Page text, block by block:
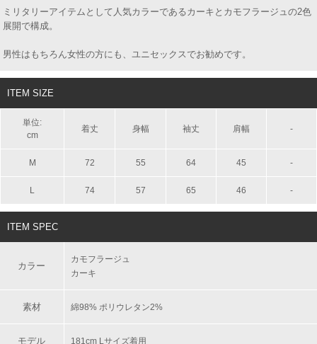
ミリタリーアイテムとして人気カラーであるカーキとカモフラージュの2色
展開で構成。
男性はもちろん女性の方にも、ユニセックスでお勧めです。
ITEM SIZE
単位:
cm
着丈 身幅 袖丈 肩幅 -
M 72 55 64 45 -
L 74 57 65 46 -
ITEM SPEC
カラー
カモフラージュ
カーキ
素材 綿98% ポリウレタン2%
モデル 181cm Lサイズ着用